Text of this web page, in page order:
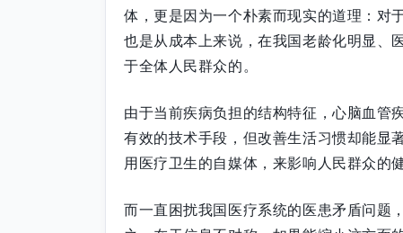
体，更是因为一个朴素而现实的道理：对
也是从成本上来说，在我国老龄化明显、
于全体人民群众的。
由于当前疾病负担的结构特征，心脑血管
有效的技术手段，但改善生活习惯却能显
用医疗卫生的自媒体，来影响人民群众的
而一直困扰我国医疗系统的医患矛盾问题